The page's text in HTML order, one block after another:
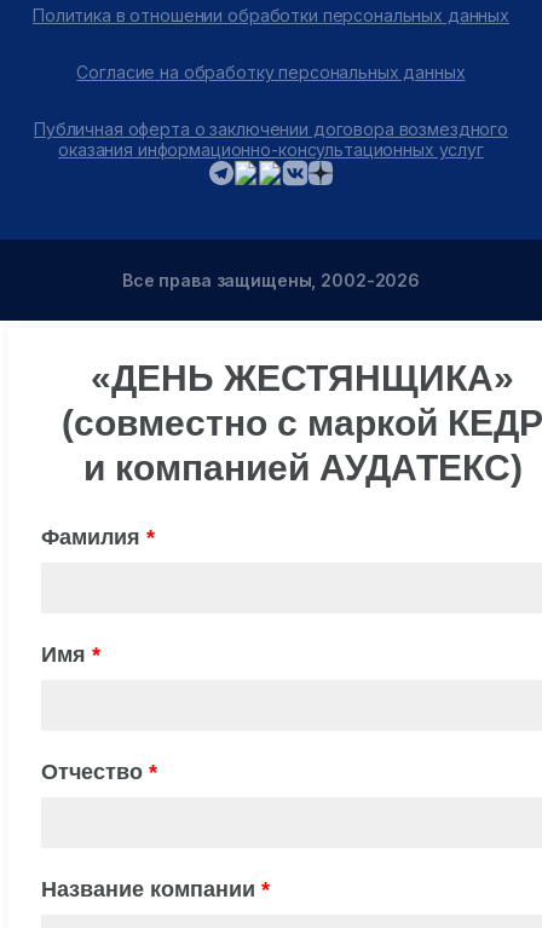
Политика в отношении обработки персональных данных
Согласие на обработку персональных данных
Публичная оферта о заключении договора возмездного
оказания информационно-консультационных услуг
Все права защищены, 2002-2026